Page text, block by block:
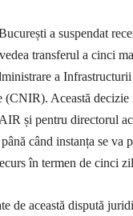
a suspendat
transferul a cinci
a
Această
și pentru directorul
când instanța se
în termen de cinci
de această dispută